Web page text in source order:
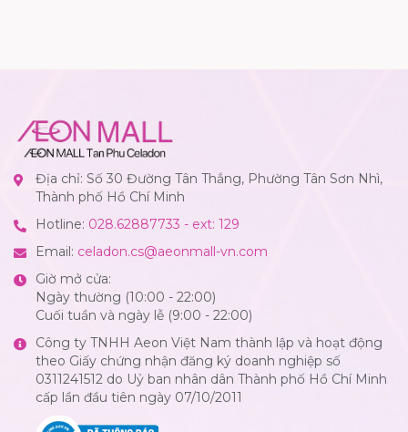
Địa chỉ: Số 30 Đường Tân Thắng, Phường Tân Sơn Nhì,
Thành phố Hồ Chí Minh
Hotline: 028.62887733 - ext: 129
Email: celadon.cs@aeonmall-vn.com
Giờ mở cửa:
Ngày thường (10:00 - 22:00)
Cuối tuần và ngày lễ (9:00 - 22:00)
Công ty TNHH Aeon Việt Nam thành lập và hoạt động
theo Giấy chứng nhận đăng ký doanh nghiệp số
0311241512 do Uỷ ban nhân dân Thành phố Hồ Chí Minh
cấp lần đầu tiên ngày 07/10/2011